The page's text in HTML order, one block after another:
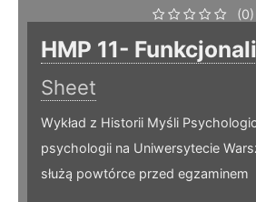
(0)
HMP 11-
Sheet
Wykład z Historii Myśli
psychologii na Uniwersytecie
służą powtórce przed egzaminem